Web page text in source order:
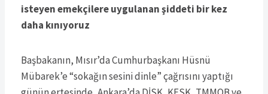
isteyen emekçilere uygulanan şiddeti bir kez
daha kınıyoruz
Başbakanın, Mısır’da Cumhurbaşkanı Hüsnü
Mübarek’e “sokağın sesini dinle” çağrısını yaptığı